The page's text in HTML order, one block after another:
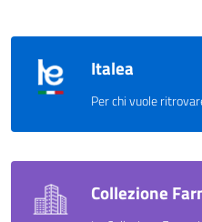
Italea
Per chi vuole
Collezione